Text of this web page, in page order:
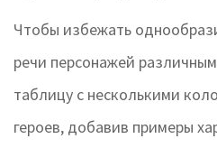
Чтобы избежать
речи персонажей
таблицу с несколькими
героев, добавив примеры